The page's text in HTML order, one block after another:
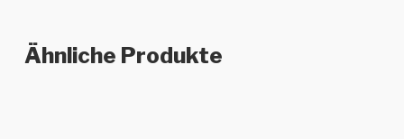
Ähnliche Produkte